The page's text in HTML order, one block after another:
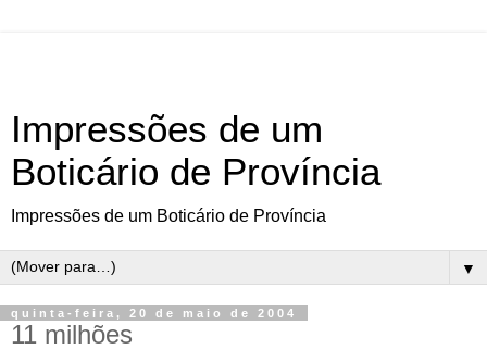
Impressões de um
Boticário de Província
Impressões de um Boticário de Província
▼
quinta-feira, 20 de maio de 2004
11 milhões